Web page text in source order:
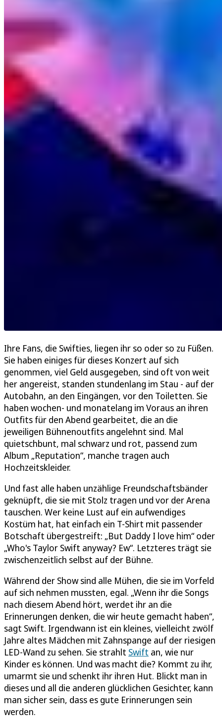
Ihre Fans, die Swifties, liegen ihr so oder so zu Füßen.
Sie haben einiges für dieses Konzert auf sich
genommen, viel Geld ausgegeben, sind oft von weit
her angereist, standen stundenlang im Stau - auf der
Autobahn, an den Eingängen, vor den Toiletten. Sie
haben wochen- und monatelang im Voraus an ihren
Outfits für den Abend gearbeitet, die an die
jeweiligen Bühnenoutfits angelehnt sind. Mal
quietschbunt, mal schwarz und rot, passend zum
Album „Reputation“, manche tragen auch
Hochzeitskleider.
Und fast alle haben unzählige Freundschaftsbänder
geknüpft, die sie mit Stolz tragen und vor der Arena
tauschen. Wer keine Lust auf ein aufwendiges
Kostüm hat, hat einfach ein T-Shirt mit passender
Botschaft übergestreift: „But Daddy I love him“ oder
„Who's Taylor Swift anyway? Ew“. Letzteres trägt sie
zwischenzeitlich selbst auf der Bühne.
Während der Show sind alle Mühen, die sie im Vorfeld
auf sich nehmen mussten, egal. „Wenn ihr die Songs
nach diesem Abend hört, werdet ihr an die
Erinnerungen denken, die wir heute gemacht haben“,
sagt Swift. Irgendwann ist ein kleines, vielleicht zwölf
Jahre altes Mädchen mit Zahnspange auf der riesigen
LED-Wand zu sehen. Sie strahlt Swift an, wie nur
Kinder es können. Und was macht die? Kommt zu ihr,
umarmt sie und schenkt ihr ihren Hut. Blickt man in
dieses und all die anderen glücklichen Gesichter, kann
man sicher sein, dass es gute Erinnerungen sein
werden.